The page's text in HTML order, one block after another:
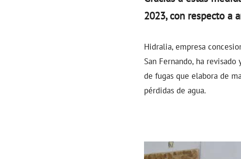
2023, con respecto a
Hidralia, empresa
San Fernando, ha
de fugas que elabora de
pérdidas de agua.